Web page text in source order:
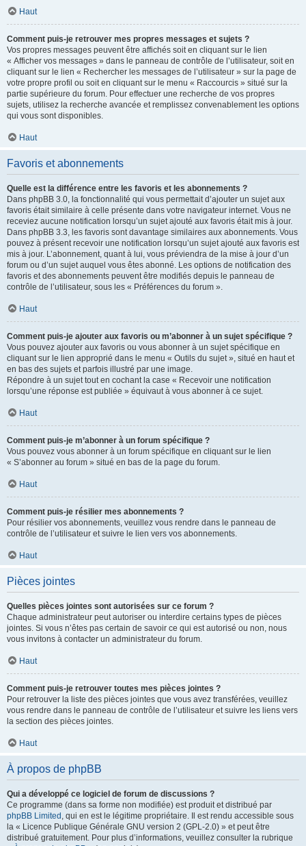
Haut
Comment puis-je retrouver mes propres messages et sujets ?
Vos propres messages peuvent être affichés soit en cliquant sur le lien
« Afficher vos messages » dans le panneau de contrôle de l’utilisateur, soit en
cliquant sur le lien « Rechercher les messages de l’utilisateur » sur la page de
votre propre profil ou soit en cliquant sur le menu « Raccourcis » situé sur la
partie supérieure du forum. Pour effectuer une recherche de vos propres
sujets, utilisez la recherche avancée et remplissez convenablement les options
qui vous sont disponibles.
Haut
Favoris et abonnements
Quelle est la différence entre les favoris et les abonnements ?
Dans phpBB 3.0, la fonctionnalité qui vous permettait d’ajouter un sujet aux
favoris était similaire à celle présente dans votre navigateur internet. Vous ne
receviez aucune notification lorsqu’un sujet ajouté aux favoris était mis à jour.
Dans phpBB 3.3, les favoris sont davantage similaires aux abonnements. Vous
pouvez à présent recevoir une notification lorsqu’un sujet ajouté aux favoris est
mis à jour. L’abonnement, quant à lui, vous préviendra de la mise à jour d’un
forum ou d’un sujet auquel vous êtes abonné. Les options de notification des
favoris et des abonnements peuvent être modifiés depuis le panneau de
contrôle de l’utilisateur, sous les « Préférences du forum ».
Haut
Comment puis-je ajouter aux favoris ou m’abonner à un sujet spécifique ?
Vous pouvez ajouter aux favoris ou vous abonner à un sujet spécifique en
cliquant sur le lien approprié dans le menu « Outils du sujet », situé en haut et
en bas des sujets et parfois illustré par une image.
Répondre à un sujet tout en cochant la case « Recevoir une notification
lorsqu’une réponse est publiée » équivaut à vous abonner à ce sujet.
Haut
Comment puis-je m’abonner à un forum spécifique ?
Vous pouvez vous abonner à un forum spécifique en cliquant sur le lien
« S’abonner au forum » situé en bas de la page du forum.
Haut
Comment puis-je résilier mes abonnements ?
Pour résilier vos abonnements, veuillez vous rendre dans le panneau de
contrôle de l’utilisateur et suivre le lien vers vos abonnements.
Haut
Pièces jointes
Quelles pièces jointes sont autorisées sur ce forum ?
Chaque administrateur peut autoriser ou interdire certains types de pièces
jointes. Si vous n’êtes pas certain de savoir ce qui est autorisé ou non, nous
vous invitons à contacter un administrateur du forum.
Haut
Comment puis-je retrouver toutes mes pièces jointes ?
Pour retrouver la liste des pièces jointes que vous avez transférées, veuillez
vous rendre dans le panneau de contrôle de l’utilisateur et suivre les liens vers
la section des pièces jointes.
Haut
À propos de phpBB
Qui a développé ce logiciel de forum de discussions ?
Ce programme (dans sa forme non modifiée) est produit et distribué par
phpBB Limited , qui en est le légitime propriétaire. Il est rendu accessible sous
la « Licence Publique Générale GNU version 2 (GPL-2.0) » et peut être
distribué gratuitement. Pour plus d’informations, veuillez consulter la rubrique